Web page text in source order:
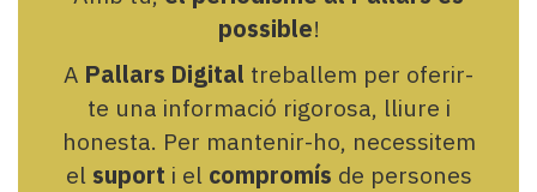
possible!
A Pallars Digital treballem per oferir-
te una informació rigorosa, lliure i
honesta. Per mantenir-ho, necessitem
el suport i el compromís de persones